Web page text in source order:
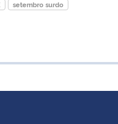
setembro surdo